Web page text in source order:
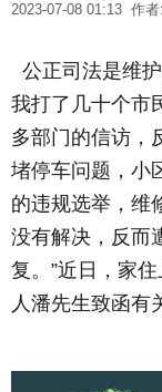
2023-07-08 01:13 作者
公正司法是维
我打了几十个市
多部门的信访，
堵停车问题，小
的违规选举，维
没有解决，反而
复。”近日，家
人潘先生致函有